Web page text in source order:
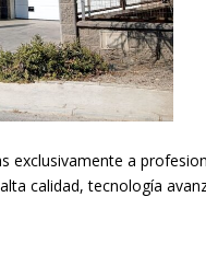
exclusivamente a
calidad, tecnología